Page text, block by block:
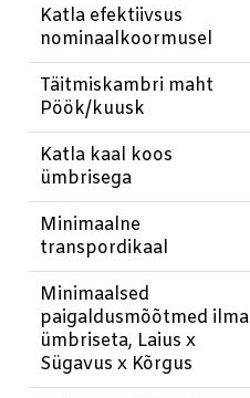
Katla efektiivsus
nominaalkoormusel
Täitmiskambri maht
Pöök/kuusk
Katla kaal koos
ümbrisega
Minimaalne
transpordikaal
Minimaalsed
paigaldusmõõtmed ilma
ümbriseta, Laius x
Sügavus x Kõrgus